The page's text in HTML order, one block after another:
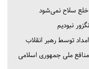
خلع سلاح نمی‌شود
نبودیم
توسط رهبر انقلاب
ملی جمهوری اسلامی